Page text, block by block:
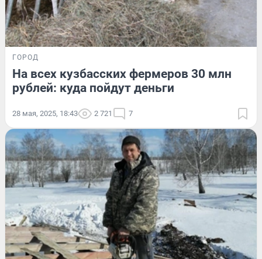
ГОРОД
На всех кузбасских фермеров 30 млн
рублей: куда пойдут деньги
28 мая, 2025, 18:43 2 721 7